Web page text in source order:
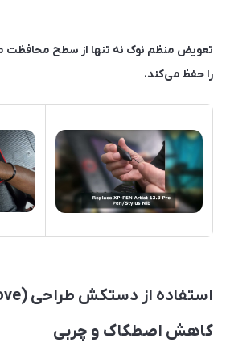
تعویض منظم نوک نه تنها از سطح محافظت
را حفظ می‌کند.
کاهش اصطکاک و چربی